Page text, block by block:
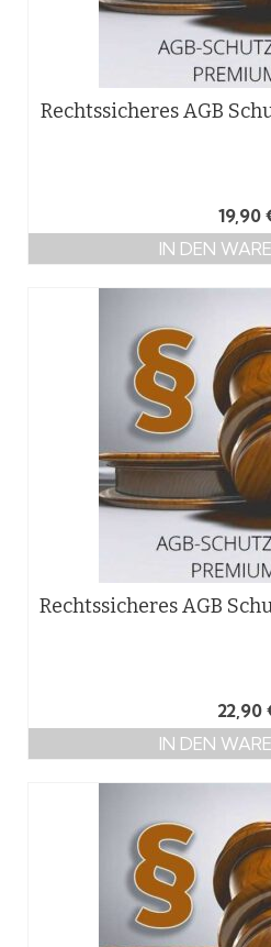
Rechtssicheres AGB
19,90
IN DEN
Rechtssicheres AGB
22,90
IN DEN